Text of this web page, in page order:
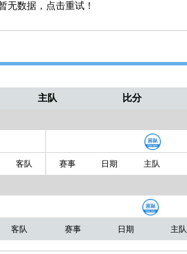
无数据，点击重试！
主队 比分
客队 赛事 日期 主队
客队 赛事 日期 主队